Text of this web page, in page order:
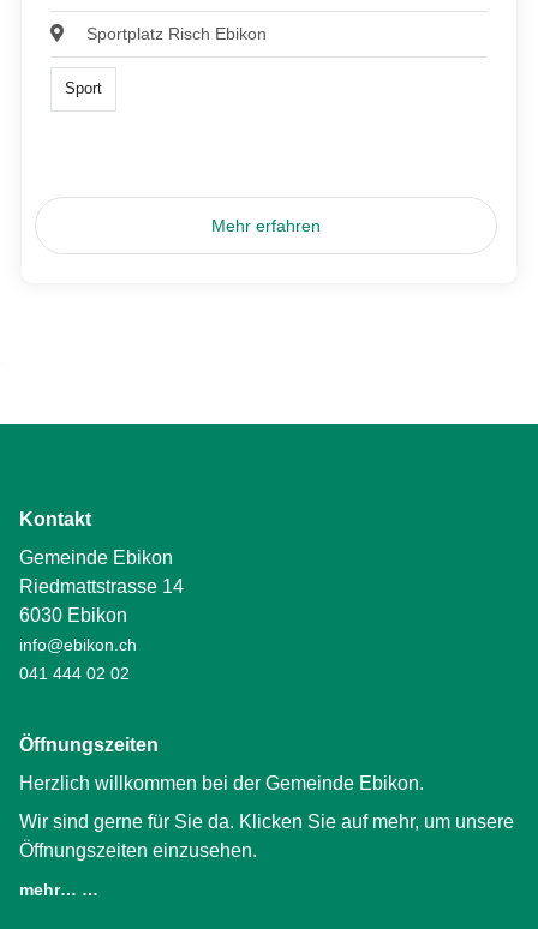
Sportplatz Risch Ebikon
Sport
Mehr erfahren
Kontakt
Gemeinde Ebikon
Riedmattstrasse 14
6030 Ebikon
info@ebikon.ch
041 444 02 02
Öffnungszeiten
Herzlich willkommen bei der Gemeinde Ebikon.
Wir sind gerne für Sie da. Klicken Sie auf mehr, um unsere
Öffnungszeiten einzusehen.
mehr… …